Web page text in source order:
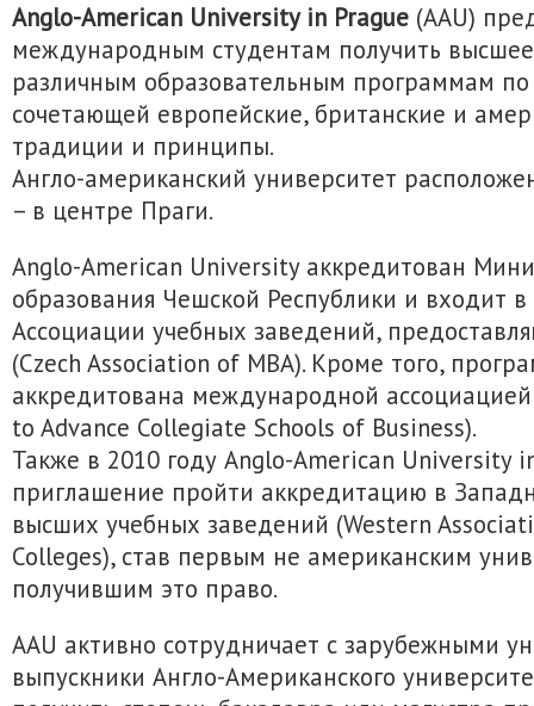
Anglo-American University in Prague (AAU)
международным студентам получить
различным образовательным программам по
сочетающей европейские, британские и
традиции и принципы.
Англо-американский университет
– в центре Праги.
Anglo-American University аккредитован
образования Чешской Республики и входит
Ассоциации учебных заведений,
(Czech Association of MBA). Кроме того,
аккредитована международной ассоциацией
to Advance Collegiate Schools of Business).
Также в 2010 году Anglo-American University
приглашение пройти аккредитацию в
высших учебных заведений (Western
Colleges), став первым не американским
получившим это право.
AAU активно сотрудничает с зарубежными
выпускники Англо-Американского